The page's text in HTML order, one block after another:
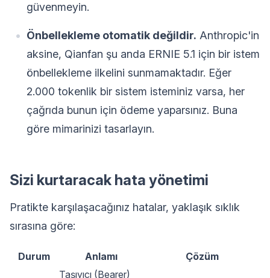
güvenmeyin.
Önbellekleme otomatik değildir. Anthropic'in
aksine, Qianfan şu anda ERNIE 5.1 için bir istem
önbellekleme ilkelini sunmamaktadır. Eğer
2.000 tokenlik bir sistem isteminiz varsa, her
çağrıda bunun için ödeme yaparsınız. Buna
göre mimarinizi tasarlayın.
Sizi kurtaracak hata yönetimi
Pratikte karşılaşacağınız hatalar, yaklaşık sıklık
sırasına göre:
Durum Anlamı Çözüm
Taşıyıcı (Bearer)